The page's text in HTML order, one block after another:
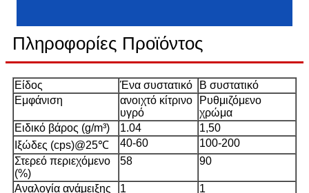
Πληροφορίες Προϊόντος
Είδος Ένα συστατικό
Β συστατικό
Εμφάνιση
ανοιχτό κίτρινο
υγρό
Ρυθμιζόμενο
χρώμα
Ειδικό βάρος (g/m³)
1.04
1,50
Ιξώδες (cps)@25℃
40-60
100-200
Στερεό περιεχόμενο
(%)
58 90
Αναλογία ανάμειξης
1 1